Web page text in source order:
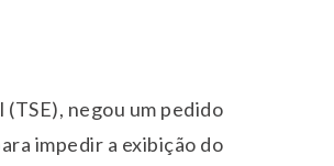
negou um pedido
impedir a exibição do